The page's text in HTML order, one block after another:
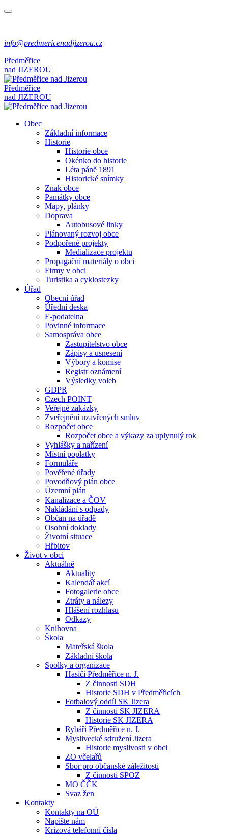
info@predmericenadjizerou.cz
Předměřice
nad JIZEROU
Předměřice
nad JIZEROU
Obec
Základní informace
Historie
Historie obce
Okénko do historie
Léta páně 1891
Historické snímky
Znak obce
Památky obce
Mapy, plánky
Doprava
Autobusové linky
Plánovaný rozvoj obce
Podpořené projekty
Medializace projektu
Propagační materiály o obci
Firmy v obci
Turistika a cyklostezky
Úřad
Obecní úřad
Úřední deska
E-podatelna
Povinné informace
Samospráva obce
Zastupitelstvo obce
Zápisy a usnesení
Výbory a komise
Registr oznámení
Výsledky voleb
GDPR
Czech POINT
Veřejné zakázky
Zveřejnění uzavřených smluv
Rozpočet obce
Rozpočet obce a výkazy za uplynulý rok
Vyhlášky a nařízení
Místní poplatky
Formuláře
Pověřené úřady
Povodňový plán obce
Územní plán
Kanalizace a ČOV
Nakládání s odpady
Občan na úřadě
Osobní doklady
Životní situace
Hřbitov
Život v obci
Aktuálně
Aktuality
Kalendář akcí
Fotogalerie obce
Ztráty a nálezy
Hlášení rozhlasu
Odkazy
Knihovna
Škola
Mateřská škola
Základní škola
Spolky a organizace
Hasiči Předměřice n. J.
Z činnosti SDH
Historie SDH v Předměřicích
Fotbalový oddíl SK Jizera
Z činnosti SK JIZERA
Historie SK JIZERA
Rybáři Předměřice n. J.
Myslivecké sdružení Jizera
Historie myslivosti v obci
ZO včelařů
Sbor pro občanské záležitosti
Z činnosti SPOZ
MO ČČK
Svaz žen
Kontakty
Kontakty na OÚ
Napište nám
Krizová telefonní čísla